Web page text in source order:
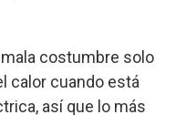
costumbre solo
calor cuando está
así que lo más